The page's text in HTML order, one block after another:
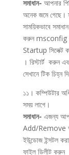
সমাধান- আপনার
অনেক জমে গেছে।
সাময়িকভাবে
করুন msconfig
Startup সিলেক্ট
। রিস্টার্ট করুন
সেখানে টিক চিহ্ন
১১। কম্পিউটার
সময় লাগে।
সমাধান- এজন্য
Add/Remove
ইউন্ডোজ ইন্সটল
ফাইল ডিলীট করুন